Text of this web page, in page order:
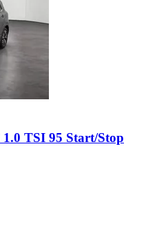
1.0 TSI 95 Start/Stop